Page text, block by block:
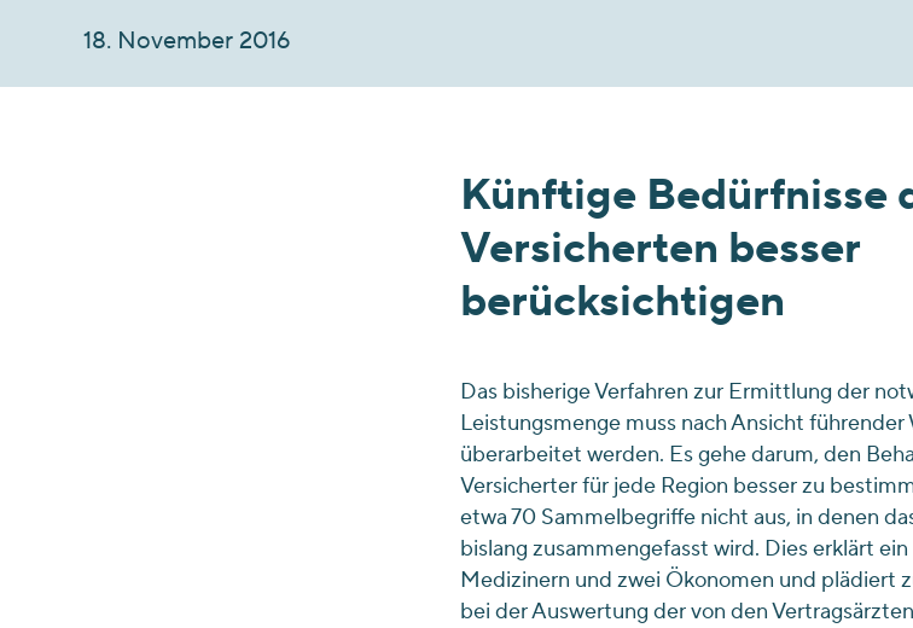
18. November 2016
Künftige Bedürfnisse
Versicherten besser
berücksichtigen
Das bisherige Verfahren zur Ermittlung der
Leistungsmenge muss nach Ansicht
überarbeitet werden. Es gehe darum, den
Versicherter für jede Region besser zu
etwa 70 Sammelbegriffe nicht aus, in denen
bislang zusammengefasst wird. Dies erklärt
Medizinern und zwei Ökonomen und plädiert
bei der Auswertung der von den